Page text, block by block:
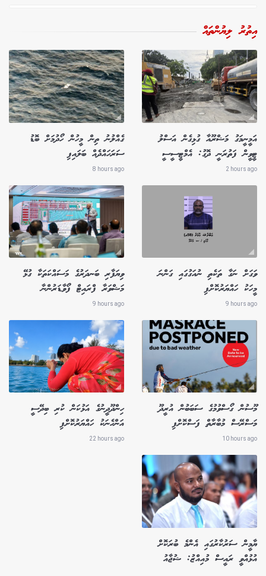
އިތުރު ލިޔުންތައް
އަމީނީމަގު މަޝްރޫއާ ގުޅިގެން އަސްލު
ޓީވީން ފަތުރަނީ ދޮގު: އެމްޓީސީސީ
2 hours ago
ގެއްލުނު ތިން މީހުން ހޯދުމަށް ބޮޑު
ސަރަހައްދެއް ބަލައިފި
8 hours ago
ވަގަށް ނަގާ ތަކެތި ނުއަގުގައި ގަންނަ
މީހަކު ހައްޔަރުކޮށްފި
9 hours ago
ވިޔަފާރި ބަނދަރުގެ މަސައްކަތަކާ ގުޅޭ
މަޝްވަރާ ފްރައިޓް ފޯވާޑަރުންނާ
9 hours ago
މޫސުން ގޯސްވުމުގެ ސަބަބުން އުރީދޫ
މަސްރޭސް މުބާރާތް ފަސްކޮށްފި
10 hours ago
ހިންދޫދީނުގެ އަޅުކަން ކުރި ބިދޭސީ
އަންހެނަކު ހައްޔަރުކޮށްފި
22 hours ago
ޔާމީން ސަރުކާރުގައި އެންމެ ބުރަކޮށް
އުޅުއްވީ ރައީސް މުއިއްޒު: ޝުޖާއު